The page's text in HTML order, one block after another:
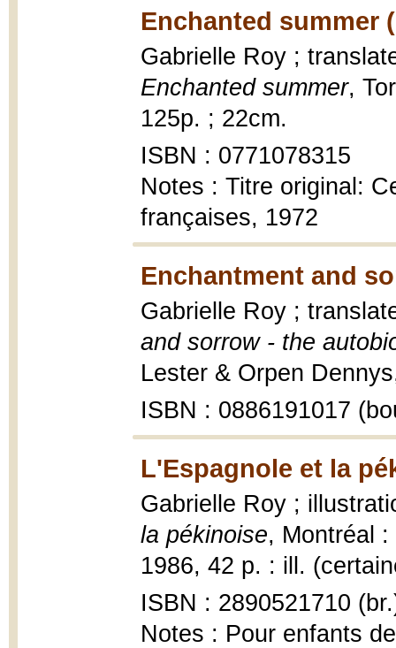
Enchanted summer
Gabrielle Roy ;
Enchanted summer,
125p. ; 22cm.
ISBN : 0771078315
Notes : Titre original:
françaises, 1972
Enchantment and
Gabrielle Roy ;
and sorrow - the
Lester & Orpen
ISBN : 0886191017
L'Espagnole et la
Gabrielle Roy ;
la pékinoise, Montréal
1986, 42 p. : ill.
ISBN : 2890521710
Notes : Pour enfants